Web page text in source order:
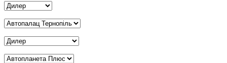
Дилер Суми
Дилер Тернопіль*
Дилер Харків
Дилер Херсон*